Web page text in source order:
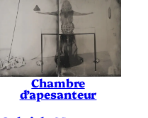
Chambre
d’apesanteur